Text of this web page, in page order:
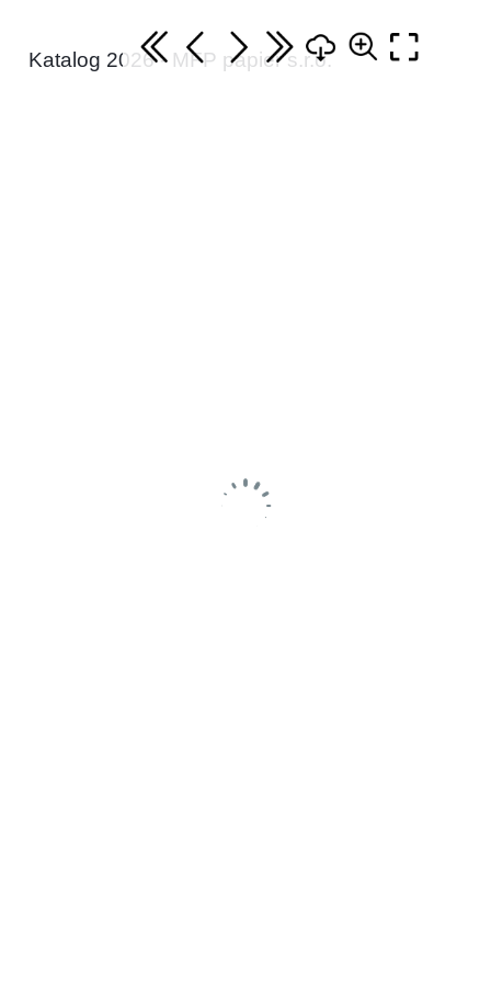
Katalog 2026 - MFP papier s.r.o.